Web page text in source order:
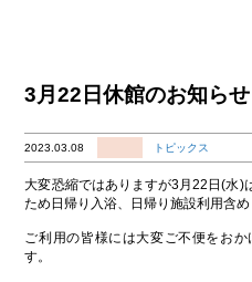
3月22日休館のお知らせ
2023.03.08 トピックス
大変恐縮ではありますが3月22日(水)
ため日帰り入浴、日帰り施設利用含
ご利用の皆様には大変ご不便をお
す。